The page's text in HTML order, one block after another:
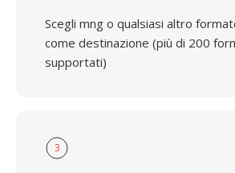
Scegli mng o qualsiasi altro
come destinazione (più di 200
supportati)
3